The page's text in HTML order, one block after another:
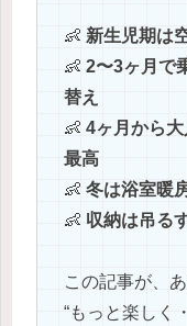
👶 新生児期は
👶 2〜3ヶ月で
替え
👶 4ヶ月から
最高
👶 冬は浴室暖
👶 収納は吊る
この記事が、
“もっと楽しく